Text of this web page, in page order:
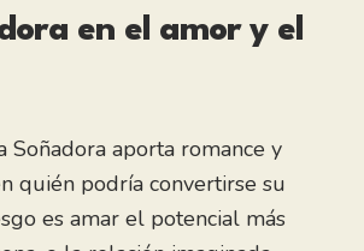
en el amor y el
Soñadora aporta romance y
quién podría convertirse su
es amar el potencial más